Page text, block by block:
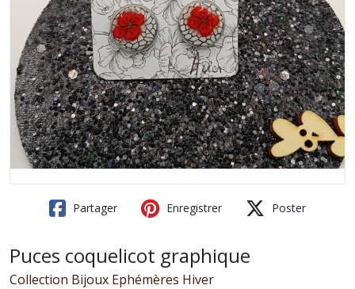
Partager Enregistrer Poster
Puces coquelicot graphique
Collection Bijoux Ephémères Hiver